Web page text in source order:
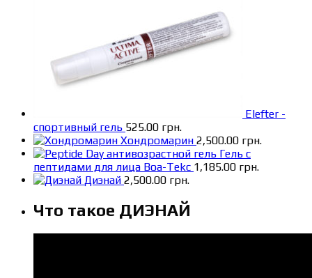
Elefter -
спортивный гель 525.00 грн.
Хондромарин 2,500.00 грн.
Гель с
пептидами для лица Boa-Tekc 1,185.00 грн.
Диэнай 2,500.00 грн.
Что такое ДИЭНАЙ